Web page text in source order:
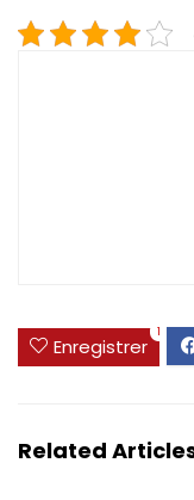
Enregistrer
1
Related